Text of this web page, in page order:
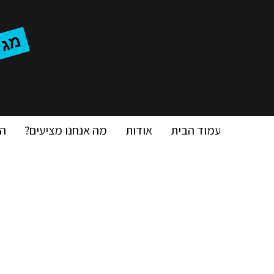
עמוד הבית אודות מה אנחנו מציעים?